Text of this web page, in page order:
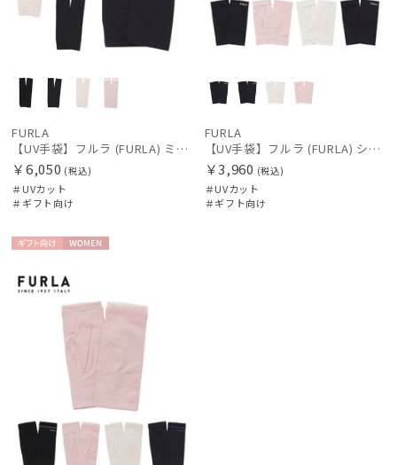
FURLA
【UV手袋】フルラ (FURLA) ミディアム ＵＶ手袋 ロゴ刺繍 指無し 接触冷感
￥6,050 (税込)
＃UVカット
＃ギフト向け
FURLA
【UV手袋】フルラ (FURLA) ショート ＵＶ手袋 ラインストーンロゴ 指無し
￥3,960 (税込)
＃UVカット
＃ギフト向け
向け
N